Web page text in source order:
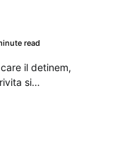
read
il detinem,
si…